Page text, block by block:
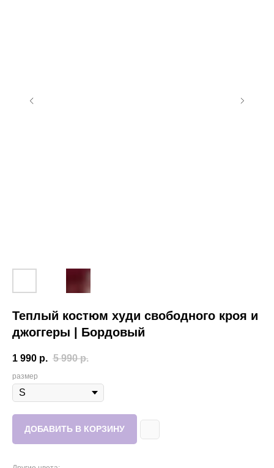
Теплый костюм худи свободного кроя и
джоггеры | Бордовый
1 990 р. 5 990 р.
размер
ДОБАВИТЬ В КОРЗИНУ